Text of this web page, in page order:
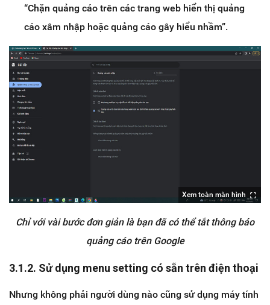
“Chặn quảng cáo trên các trang web hiển thị quảng
cáo xâm nhập hoặc quảng cáo gây hiểu nhầm”.
Xem toàn màn hình
Chỉ với vài bước đơn giản là bạn đã có thể tắt thông báo
quảng cáo trên Google
3.1.2. Sử dụng menu setting có sẵn trên điện thoại
Nhưng không phải người dùng nào cũng sử dụng máy tính